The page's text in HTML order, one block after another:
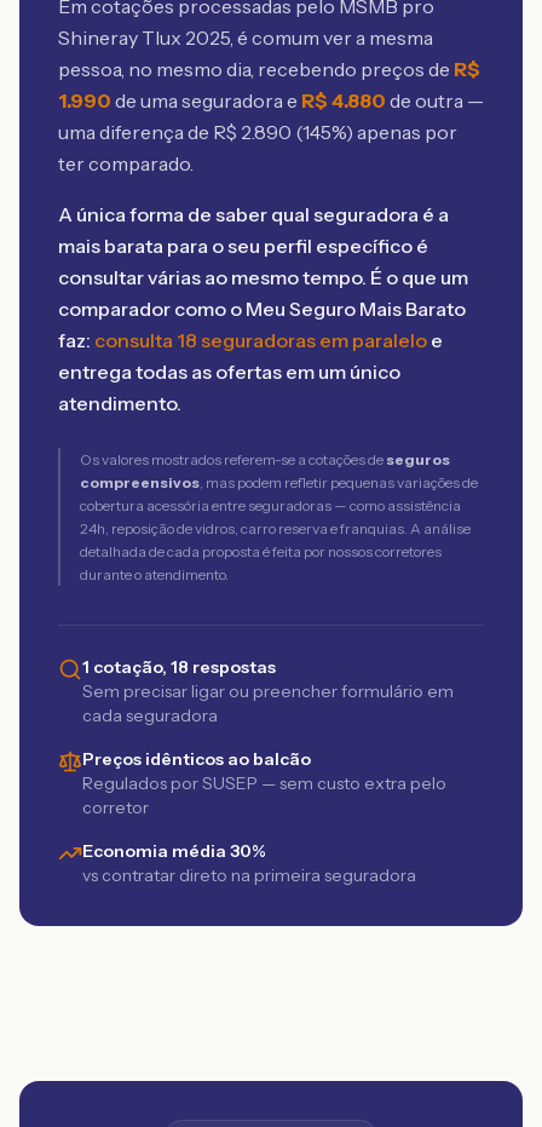
Em cotações processadas pelo MSMB pro
Shineray Tlux 2025, é comum ver a mesma
pessoa, no mesmo dia, recebendo preços de R$
1.990 de uma seguradora e R$ 4.880 de outra —
uma diferença de R$ 2.890 (145%) apenas por
ter comparado.
A única forma de saber qual seguradora é a
mais barata para o seu perfil específico é
consultar várias ao mesmo tempo. É o que um
comparador como o Meu Seguro Mais Barato
faz: consulta 18 seguradoras em paralelo e
entrega todas as ofertas em um único
atendimento.
Os valores mostrados referem-se a cotações de seguros
compreensivos, mas podem refletir pequenas variações de
cobertura acessória entre seguradoras — como assistência
24h, reposição de vidros, carro reserva e franquias. A análise
detalhada de cada proposta é feita por nossos corretores
durante o atendimento.
1 cotação, 18 respostas
Sem precisar ligar ou preencher formulário em
cada seguradora
Preços idênticos ao balcão
Regulados por SUSEP — sem custo extra pelo
corretor
Economia média 30%
vs contratar direto na primeira seguradora